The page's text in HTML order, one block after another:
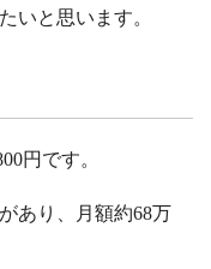
いと思います。
円です。
あり、月額約68万